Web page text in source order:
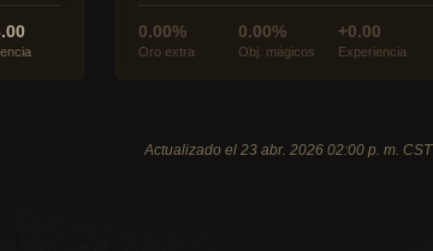
0.00%
Oro extra
0.00%
Obj. mágicos
+0.00
Experiencia
Actualizado el 23 abr. 2026 02:00 p. m. CST